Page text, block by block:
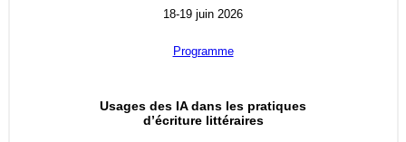
18-19 juin 2026
Programme
Usages des IA dans les pratiques
d’écriture littéraires